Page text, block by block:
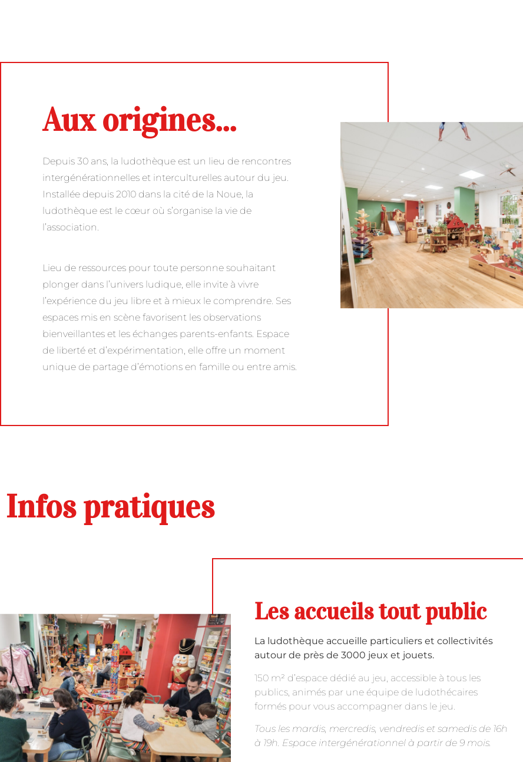
Aux origines...
Depuis 30 ans, la ludothèque est un lieu de rencontres
intergénérationnelles et interculturelles autour du jeu.
Installée depuis 2010 dans la cité de la Noue, la
ludothèque est le cœur où s’organise la vie de
l’association.
Lieu de ressources pour toute personne souhaitant
plonger dans l’univers ludique, elle invite à vivre
l’expérience du jeu libre et à mieux le comprendre. Ses
espaces mis en scène favorisent les observations
bienveillantes et les échanges parents-enfants. Espace
de liberté et d’expérimentation, elle offre un moment
unique de partage d’émotions en famille ou entre amis.
Infos pratiques
Les accueils tout public
La ludothèque accueille particuliers et collectivités
autour de près de 3000 jeux et jouets.
150 m² d’espace dédié au jeu, accessible à tous les
publics, animés par une équipe de ludothécaires
formés pour vous accompagner dans le jeu.
Tous les mardis, mercredis, vendredis et samedis de 16h
à 19h. Espace intergénérationnel à partir de 9 mois.